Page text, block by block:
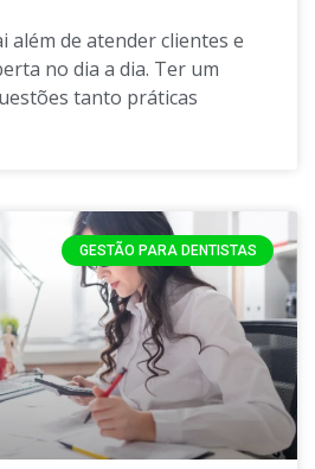
além de atender clientes e
no dia a dia. Ter um
tanto práticas
GESTÃO PARA DENTISTAS